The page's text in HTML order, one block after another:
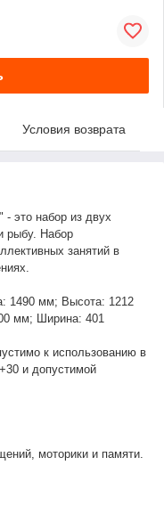
Условия возврата
- это набор из двух
рыбу. Набор
занятий в
1490 мм; Высота: 1212
мм; Ширина: 401
к использованию в
и допустимой
моторики и памяти.